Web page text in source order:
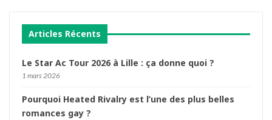
Articles Récents
Le Star Ac Tour 2026 à Lille : ça donne quoi ?
1 mars 2026
Pourquoi Heated Rivalry est l’une des plus belles
romances gay ?